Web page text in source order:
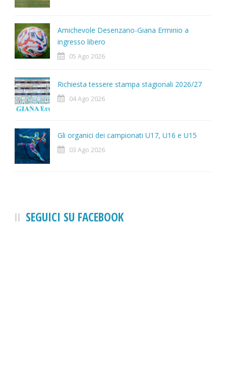
Amichevole Desenzano-Giana Erminio a
ingresso libero
05 Ago 2026
Richiesta tessere stampa stagionali 2026/27
04 Ago 2026
Gli organici dei campionati U17, U16 e U15
03 Ago 2026
SEGUICI SU FACEBOOK